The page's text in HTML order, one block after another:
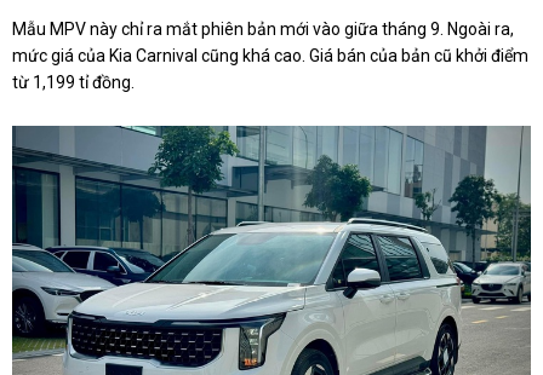
Mẫu MPV này chỉ ra mắt phiên bản mới vào giữa tháng 9. Ngoài ra,
mức giá của Kia Carnival cũng khá cao. Giá bán của bản cũ khởi điểm
từ 1,199 tỉ đồng.